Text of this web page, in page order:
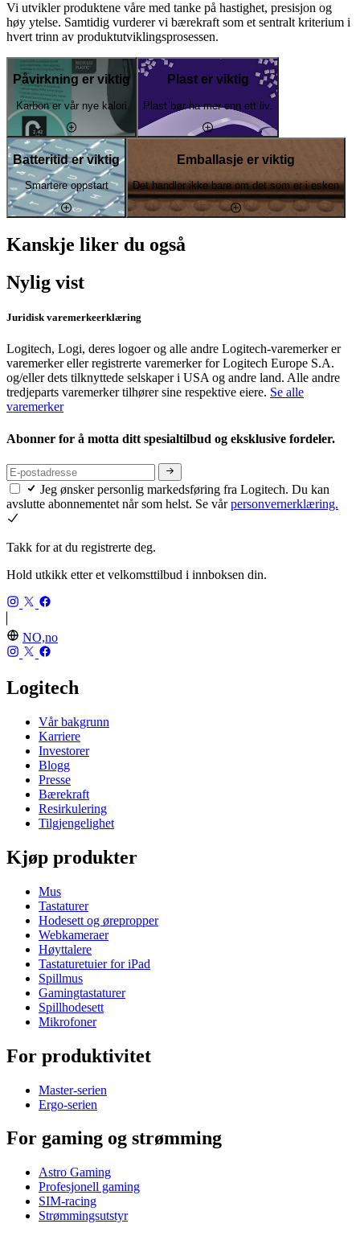
Vi utvikler produktene våre med tanke på hastighet, presisjon og
høy ytelse. Samtidig vurderer vi bærekraft som et sentralt kriterium i
hvert trinn av produktutviklingsprosessen.
Påvirkning er viktig
Karbon er vår nye kalori
Plast er viktig
Plast bør ha mer enn ett liv.
Batteritid er viktig
Smartere oppstart
Emballasje er viktig
Det handler ikke bare om det som er i esken
Kanskje liker du også
Nylig vist
Juridisk varemerkeerklæring
Logitech, Logi, deres logoer og alle andre Logitech-varemerker er
varemerker eller registrerte varemerker for Logitech Europe S.A.
og/eller dets tilknyttede selskaper i USA og andre land. Alle andre
tredjeparts varemerker tilhører sine respektive eiere. Se alle
varemerker
Abonner for å motta ditt spesialtilbud og eksklusive fordeler.
Jeg ønsker personlig markedsføring fra Logitech. Du kan
avslutte abonnementet når som helst. Se vårpersonvernerklæring.
Takk for at du registrerte deg.
Hold utkikk etter et velkomsttilbud i innboksen din.
NO,no
Logitech
Vår bakgrunn
Karriere
Investorer
Blogg
Presse
Bærekraft
Resirkulering
Tilgjengelighet
Kjøp produkter
Mus
Tastaturer
Hodesett og ørepropper
Webkameraer
Høyttalere
Tastaturetuier for iPad
Spillmus
Gamingtastaturer
Spillhodesett
Mikrofoner
For produktivitet
Master-serien
Ergo-serien
For gaming og strømming
Astro Gaming
Profesjonell gaming
SIM-racing
Strømmingsutstyr